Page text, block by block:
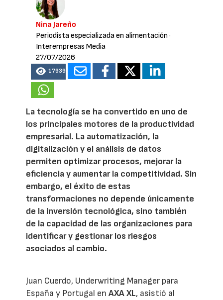
Nina Jareño
Periodista especializada en alimentación ·
Interempresas Media
27/07/2026
17939
La tecnología se ha convertido en uno de
los principales motores de la productividad
empresarial. La automatización, la
digitalización y el análisis de datos
permiten optimizar procesos, mejorar la
eficiencia y aumentar la competitividad. Sin
embargo, el éxito de estas
transformaciones no depende únicamente
de la inversión tecnológica, sino también
de la capacidad de las organizaciones para
identificar y gestionar los riesgos
asociados al cambio.
Juan Cuerdo, Underwriting Manager para
España y Portugal enAXA XL, asistió al